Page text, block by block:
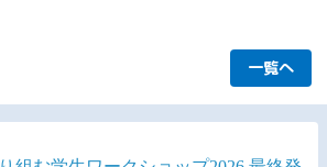
一覧へ